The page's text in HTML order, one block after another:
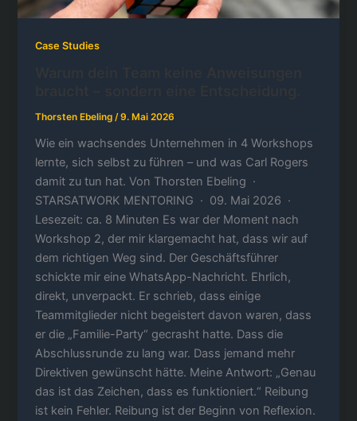
Case Studies
Thorsten Ebeling/9. Mai 2026
Wie ein wachsendes Unternehmen in 4 Workshops
lernte, sich selbst zu führen – und was Carl Rogers
damit zu tun hat. Von Thorsten Ebeling ·
STARSATWORK MENTORING · 09. Mai 2026 ·
Lesezeit: ca. 8 Minuten Es war der Moment nach
Workshop 2, der mir klargemacht hat, dass wir auf
dem richtigen Weg sind. Der Geschäftsführer
schickte mir eine WhatsApp-Nachricht. Ehrlich,
direkt, unverpackt. Er schrieb, dass einige
Teammitglieder nicht begeistert davon waren, dass
er die „Familie-Party“ gecrasht hatte. Dass die
Abschlussrunde zu lang war. Dass jemand mehr
Direktiven gewünscht hätte. Meine Antwort: „Genau
das ist das Zeichen, dass es funktioniert.“ Reibung
ist kein Fehler. Reibung ist der Beginn von Reflexion.